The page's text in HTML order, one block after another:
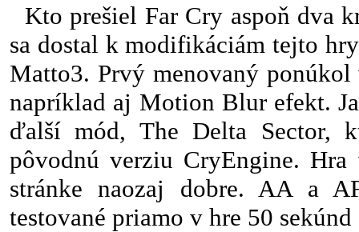
Kto prešiel Far Cry aspoň dva
sa dostal k modifikáciám tejto
Matto3. Prvý menovaný
napríklad aj Motion Blur efekt.
ďalší mód, The Delta Sector,
pôvodnú verziu CryEngine.
stránke naozaj dobre. AA a
testované priamo v hre 50 sekúnd